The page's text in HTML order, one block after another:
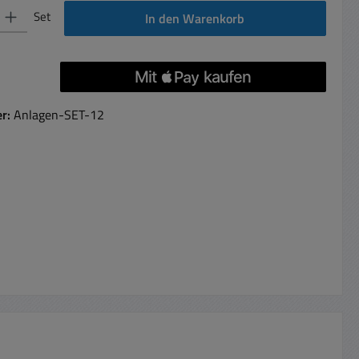
Gib den gewünschten Wert ein oder benutze die Schaltflächen um die
Set In den Warenkorb
Anlagen-SET-12